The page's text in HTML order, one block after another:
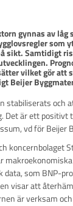
gynnas av
som
sikt. Samtidigt
vilket gör att
Beijer
stabiliserats och
är ett positivt
vd för Beijer
koncernbolaget
data, som BNP-
visar att
är verksam